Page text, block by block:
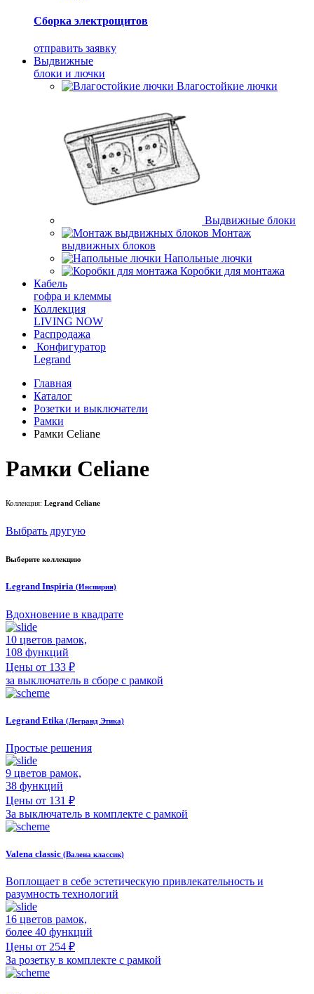
Сборка электрощитов
отправить заявку
Выдвижные
блоки и лючки
Влагостойкие лючки
Выдвижные блоки
Монтаж
выдвижных блоков
Напольные лючки
Коробки для монтажа
Кабель
гофра и клеммы
Коллекция
LIVING NOW
Распродажа
Конфигуратор
Legrand
Главная
Каталог
Розетки и выключатели
Рамки
Рамки Celiane
Рамки Celiane
Коллекция: Legrand Celiane
Выбрать другую
Выберите коллекцию
Legrand Inspiria (Инспирия)
Вдохновение в квадрате
10 цветов рамок,
108 функций
Цены от 133 ₽
за выключатель в сборе с рамкой
Legrand Etika (Легранд Этика)
Простые решения
9 цветов рамок,
38 функций
Цены от 131 ₽
За выключатель в комплекте с рамкой
Valena classic (Валена классик)
Воплощает в себе эстетическую привлекательность и
разумность технологий
16 цветов рамок,
более 40 функций
Цены от 254 ₽
За розетку в комплекте с рамкой